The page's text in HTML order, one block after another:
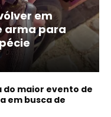
em
arma para
do maior evento de
em busca de